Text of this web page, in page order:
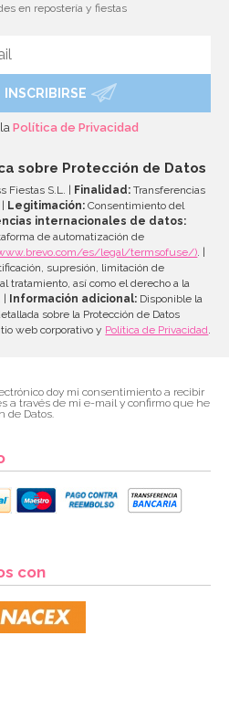
para Tartas 27,5 cm
AÑADIR
en repostería y fiestas
INSCRIBIRSE
laPolítica de Privacidad
sobre Protección de Datos
Fiestas S.L. | Finalidad: Transferencias
Legitimación: Consentimiento del
internacionales de datos:
de automatización de
es/legal/termsofuse/). |
supresión, limitación de
tratamiento, así como el derecho a la
Información adicional: Disponible la
sobre la Protección de Datos
web corporativo y Política de Privacidad.
doy mi consentimiento a recibir
a través de mi e-mail y confirmo que he
de Datos.
con